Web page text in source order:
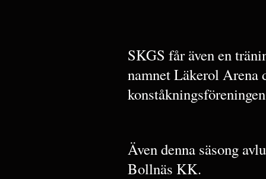
SKGS får även en
namnet Läkerol Arena
Även denna säsong
Bollnäs KK.